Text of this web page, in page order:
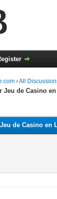
›All
de Casino
de Casino en